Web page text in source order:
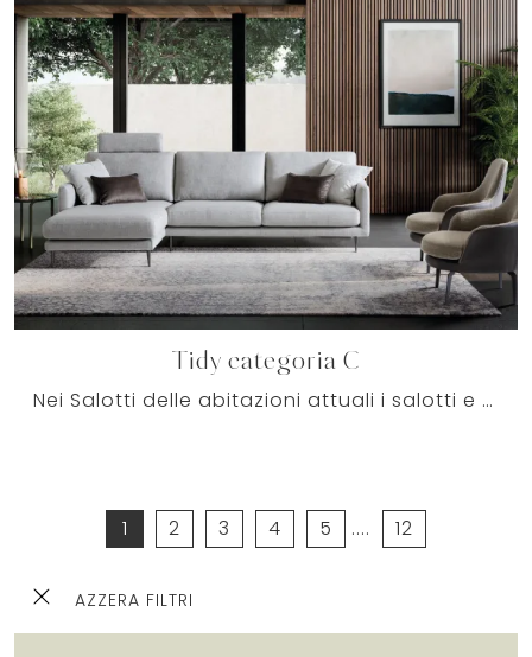
AZZERA FILTRI
Tidy categoria C
Nei Salotti delle abitazioni attuali i salotti e divani in tessuto assecondano le specifiche aspettative della stanza dedicata al riposo, allo svago ...
1 2 3 4 5 .... 12